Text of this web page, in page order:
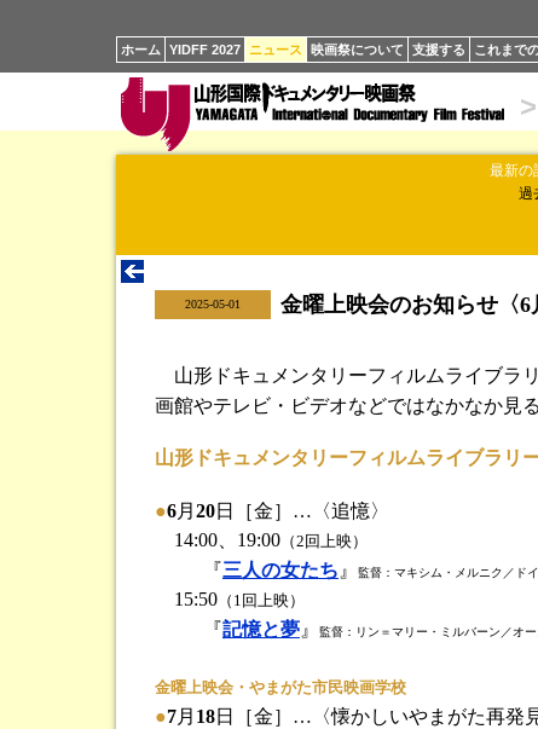
ホーム YIDFF 2027 ニュース 映画祭について 支援する これまで
>
最新の
過
2025-05-01 金曜上映会のお知らせ〈6
山形ドキュメンタリーフィルムライブラ
画館やテレビ・ビデオなどではなかなか見
山形ドキュメンタリーフィルムライブラリ
●6月 20日［金］…〈追憶〉
14:00、19:00 （2回上映）
『三人の女たち 』 監督：マキシム・メルニク／ド
15:50 （1回上映）
『記憶と夢 』 監督：リン＝マリー・ミルバーン／オ
金曜上映会・やまがた市民映画学校
●7月 18日［金］…〈懐かしいやまがた再発見